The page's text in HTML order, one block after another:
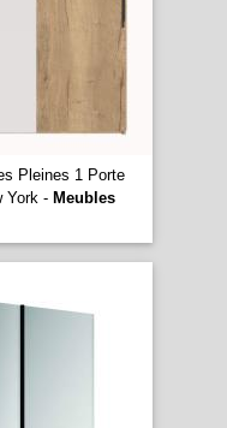
Pleines 1 Porte
York - Meubles